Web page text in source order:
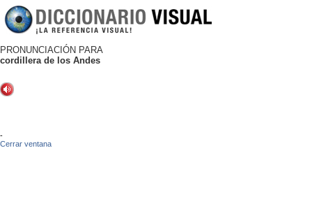
PRONUNCIACIÓN PARA
cordillera de los Andes
-
Cerrar ventana